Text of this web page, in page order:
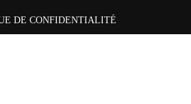
DE CONFIDENTIALITÉ